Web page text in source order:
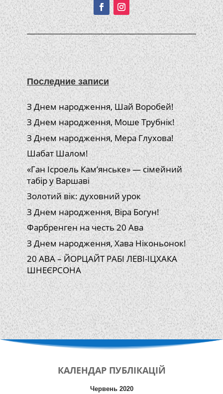
Последние записи
З Днем народження, Шай Воробей!
З Днем народження, Моше Трубнік!
З Днем народження, Мера Глухова!
Шабат Шалом!
«Ган Ісроель Кам’янське» — сімейний
табір у Варшаві
Золотий вік: духовний урок
З Днем народження, Віра Богун!
Фарбренген на честь 20 Ава
З Днем народження, Хава Ніконьонок!
20 АВА – ЙОРЦАЙТ РАБІ ЛЕВІ-ІЦХАКА
ШНЕЄРСОНА
КАЛЕНДАР ПУБЛІКАЦІЙ
Червень 2020